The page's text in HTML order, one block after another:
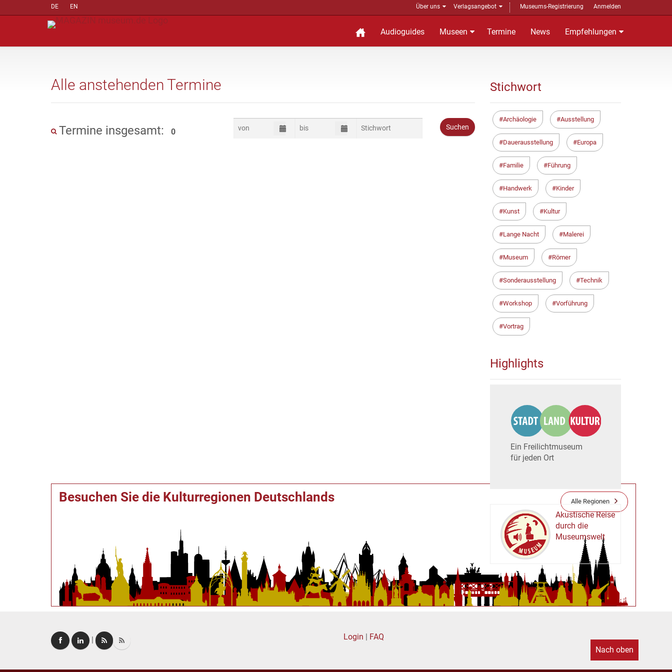
DE EN Über uns Verlagsangebot Museums-Registrierung Anmelden
Audioguides Museen Termine News Empfehlungen
Alle anstehenden Termine
Termine insgesamt: 0
Besuchen Sie die Kulturregionen Deutschlands Alle Regionen
Stichwort
Archäologie Ausstellung
Dauerausstellung Europa
Familie Führung
Handwerk Kinder
Kunst Kultur
Lange Nacht Malerei
Museum Römer
Sonderausstellung Technik
Workshop Vorführung
Vortrag
Highlights
Ein Freilichtmuseum
für jeden Ort
MUSEUM
Akustische Reise
durch die
Museumswelt
Login | FAQ
Nach oben